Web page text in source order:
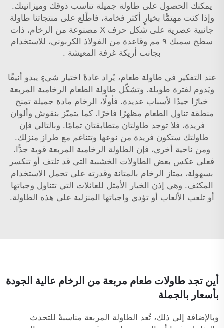
يمكنك الحصول على طاولة جميلة تناسب ذوقك وميزانيتك.
وإذا كنت مهتمًّا بخيارٍ أكثر فخامة، فاطّلع على منتجاتنا طاولة
جانبية عصرية على شكل حرف X مصنوعة من الرخام، ذات
سطح سميك ٩ مم وقاعدة من الفولاذ الكربوني، للاستخدام
بجانب أريكة غرفة المعيشة .
عند التفكير في طاولة طعام، يُراد عادةً اختيار شيءٍ يبدو أنيقًا
ويَدوم لفترة طويلة. وتشكّل طاولة الطعام الرخامية المربعة
خيارًا جيدًا لأسباب عديدة. فأولًا، الرخام مادة جميلة تمنح
منطقة تناول الطعام مظهرًا فاخرًا. كما يتميّز بنقوش وألوان
فريدة، فلا توجد طاولتان متطابقتان تمامًا. وبالتالي فإن
طاولتك ستكون فريدة من نوعها وتتناغم مع طراز منزلك.
ومن ناحية أخرى، فإن الطاولة الرخامية المربعة قوية جدًّا.
فعلى عكس بعض الطاولات الخشبية التي قد تلتف أو تنكسر
بسهولة، يمتاز الرخام بالمتانة وقدرته على تحمل الاستخدام
المكثف. وهي إذن الخيار الأمثل للعائلات التي تتناول وجباتها
أو تلعب الألعاب أو تؤدي واجباتها المنزلية على هذه الطاولة.
أين تجد طاولات طعام مربعة من الرخام عالية الجودة
بأسعار بالجملة
وبالإضافة إلى ذلك، تُعد الطاولة المربعة مناسبةً للتحدث